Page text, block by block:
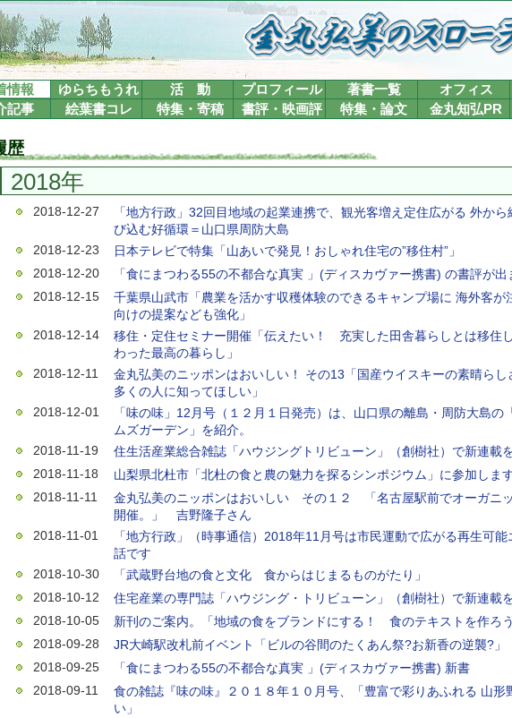
情報 ゆらちもうれ 活 動 プロフィール 著書一覧 オフィス
記事 絵葉書コレ 特集・寄稿 書評・映画評 特集・論文 金丸知弘PR
歴
2018年
2018-12-27
「地方行政」32回目地域の起業連携で、観光客増え定住広がる 外か
び込む好循環＝山口県周防大島
2018-12-23
日本テレビで特集「山あいで発見！おしゃれ住宅の”移住村”」
2018-12-20
「食にまつわる55の不都合な真実 」(ディスカヴァー携書) の書評が出
2018-12-15
千葉県山武市「農業を活かす収穫体験のできるキャンプ場に 海外客が
向けの提案なども強化」
2018-12-14
移住・定住セミナー開催「伝えたい！ 充実した田舎暮らしとは移住
わった最高の暮らし」
2018-12-11
金丸弘美のニッポンはおいしい！ その13「国産ウイスキーの素晴らし
多くの人に知ってほしい」
2018-12-01
「味の味」12月号（１２月１日発売）は、山口県の離島・周防大島の
ムズガーデン」を紹介。
2018-11-19
住生活産業総合雑誌「ハウジングトリビューン」（創樹社）で新連載
2018-11-18
山梨県北杜市「北杜の食と農の魅力を探るシンポジウム」に参加します
2018-11-11
金丸弘美のニッポンはおいしい その１２ 「名古屋駅前でオーガニ
開催。」 吉野隆子さん
2018-11-01
「地方行政」（時事通信）2018年11月号は市民運動で広がる再生可
話です
2018-10-30
「武蔵野台地の食と文化 食からはじまるものがたり」
2018-10-12
住宅産業の専門誌「ハウジング・トリビューン」（創樹社）で新連載
2018-10-05
新刊のご案内。「地域の食をブランドにする！ 食のテキストを作ろう
2018-09-28
JR大崎駅改札前イベント「ビルの谷間のたくあん祭?お新香の逆襲?」
2018-09-25
「食にまつわる55の不都合な真実 」(ディスカヴァー携書) 新書
2018-09-11
食の雑誌『味の味』２０１８年１０月号、「豊富で彩りあふれる 山形
い」